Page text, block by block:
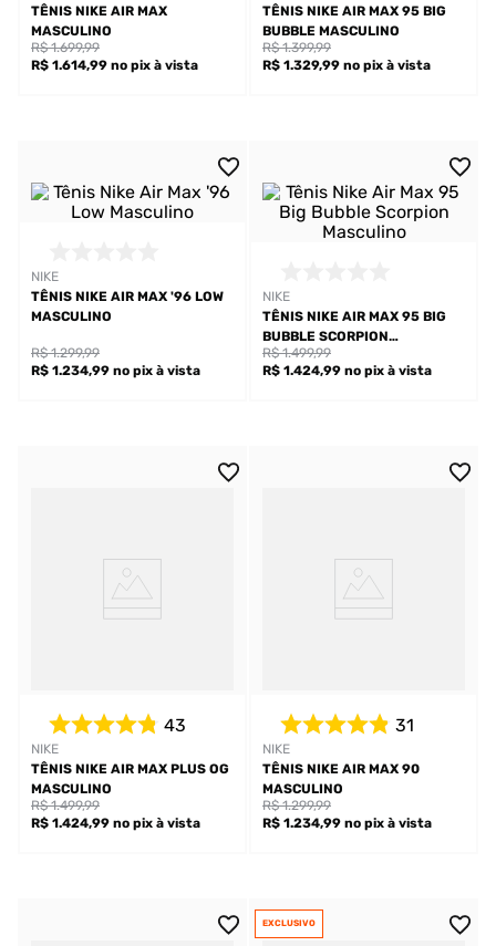
TÊNIS NIKE AIR MAX
MASCULINO
R$ 1.614,99 no pix à vista
R$ 1.699,99
TÊNIS NIKE AIR MAX 95 BIG
BUBBLE MASCULINO
R$ 1.329,99 no pix à vista
R$ 1.399,99
NIKE
TÊNIS NIKE AIR MAX '96 LOW
MASCULINO
R$ 1.234,99 no pix à vista
R$ 1.299,99
NIKE
TÊNIS NIKE AIR MAX 95 BIG
BUBBLE SCORPION
MASCULINO
R$ 1.424,99 no pix à vista
R$ 1.499,99
NIKE
43
TÊNIS NIKE AIR MAX PLUS OG
MASCULINO
R$ 1.424,99 no pix à vista
R$ 1.499,99
NIKE
31
TÊNIS NIKE AIR MAX 90
MASCULINO
R$ 1.234,99 no pix à vista
R$ 1.299,99
EXCLUSIVO